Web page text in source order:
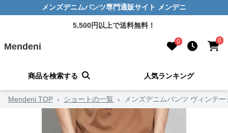
メンズデニムパンツ専門通販サイト メンデニ
5,500円以上で送料無料！
Mendeni 0 0
商品を検索する 人気ランキング
Mendeni TOP › ショートの一覧 › メンズデニムパンツ ヴィンテ